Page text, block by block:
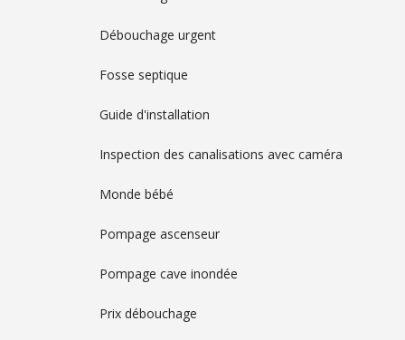
Débouchage urgent
Fosse septique
Guide d'installation
Inspection des canalisations avec caméra
Monde bébé
Pompage ascenseur
Pompage cave inondée
Prix débouchage